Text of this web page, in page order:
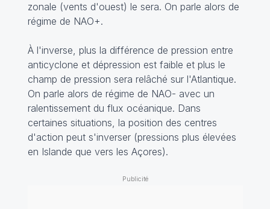
zonale (vents d'ouest) le sera. On parle alors de
régime de NAO+.
À l'inverse, plus la différence de pression entre
anticyclone et dépression est faible et plus le
champ de pression sera relâché sur l'Atlantique.
On parle alors de régime de NAO- avec un
ralentissement du flux océanique. Dans
certaines situations, la position des centres
d'action peut s'inverser (pressions plus élevées
en Islande que vers les Açores).